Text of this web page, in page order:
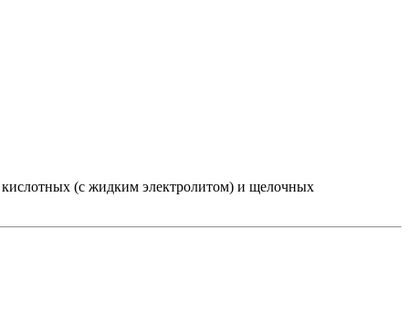
(с жидким электролитом) и щелочных